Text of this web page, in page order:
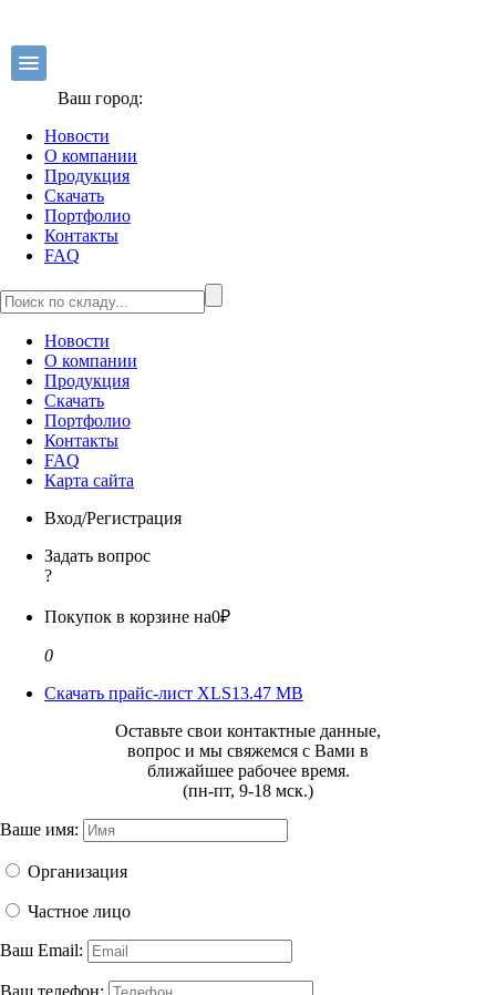
Ваш город:
Новости
О компании
Продукция
Скачать
Портфолио
Контакты
FAQ
Новости
О компании
Продукция
Скачать
Портфолио
Контакты
FAQ
Карта сайта
Вход/Регистрация
Задать вопрос
?
Покупок в корзине на0₽
0
Скачать прайс-лист XLS13.47 MB
Оставьте свои контактные данные,
вопрос и мы свяжемся с Вами в
ближайшее рабочее время.
(пн-пт, 9-18 мск.)
Ваше имя:
Организация
Частное лицо
Ваш Email:
Ваш телефон: